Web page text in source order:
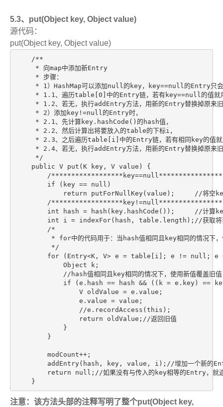
5.3、put(Object key, Object value)
源代码：
put(Object key, Object value)
    /**
     * 向map中添加新Entry
     * 步骤：
* 1）HashMap可以添加null的key，key==null的Entry只
* 1.1、遍历table[0]中的Entry链，若有key==null的值就
* 1.2、若无，执行addEntry方法，用新的Entry替换掉原来
     * 2）添加key!=null的Entry时，
     * 2.1、先计算key.hashCode()的hash值，
     * 2.2、然后计算出将要放入的table的下标i，
* 2.3、之后遍历table[i]中的Entry链，若有相同key的值就
* 2.4、若无，执行addEntry方法，用新的Entry替换掉原来
     */
    public V put(K key, V value) {
/
        if (key == null)
return putForNullKey(value);     //将空
/
int hash = hash(key.hashCode());     //计算
int i = indexFor(hash, table.length);//获取将
        /*
* for中的代码用于：当hash值相同且key相同的情况下，
         */
for (Entry<K, V> e = table[i]; e != null; e =
            Object k;
            //hash值相同且key相同的情况下，使用新值覆盖旧值
if (e.hash == hash && ((k = e.key) ==
                V oldValue = e.value;
                e.value = value;
                //e.recordAccess(this);
                return oldValue;//返回旧值
            }
        }
        modCount++;
addEntry(hash, key, value, i);//增加一个新的
return null;//如果没有与传入的key相等的Entry，就
    }
注意：该方法头部的注释写明了整个put(Object key,